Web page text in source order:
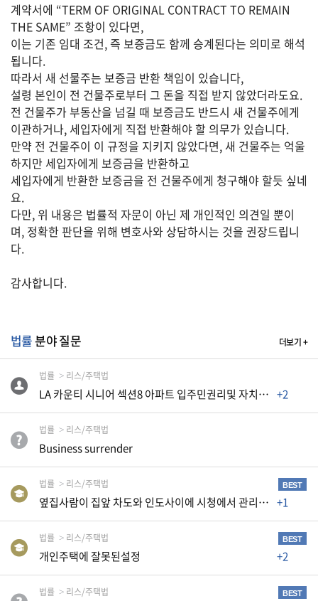
자
동
차
정
부
혜
택
서
비
스
전
가
미
활
TIP
문
하
기
공
지
사
계약서에 “TERM OF ORIGINAL CONTRACT TO REMAIN
THE SAME” 조항이 있다면,
이는 기존 임대 조건, 즉 보증금도 함께 승계된다는 의미로 해석
됩니다.
따라서 새 선물주는 보증금 반환 책임이 있습니다,
설령 본인이 전 건물주로부터 그 돈을 직접 받지 않았더라도요.
전 건물주가 부동산을 넘길 때 보증금도 반드시 새 건물주에게
이관하거나, 세입자에게 직접 반환해야 할 의무가 있습니다.
만약 전 건물주이 이 규정을 지키지 않았다면, 새 건물주는 억울
하지만 세입자에게 보증금을 반환하고
세입자에게 반환한 보증금을 전 건물주에게 청구해야 할듯 싶네
요.
다만, 위 내용은 법률적 자문이 아닌 제 개인적인 의견일 뿐이
며, 정확한 판단을 위해 변호사와 상담하시는 것을 권장드립니
다.
감사합니다.
법률분야 질문 더보기 +
법률 리스/주택법
LA 카운티 시니어 섹션8 아파트 입주민권리및 자치회구성문의 +2
법률 리스/주택법
Business surrender
법률 리스/주택법 BEST
옆집사람이 집앞 차도와 인도사이에 시청에서 관리하는 나무뿌리에 넘어졌다고 소송을했습니다 +1
법률 리스/주택법 BEST
개인주택에 잘못된설정 +2
법률 리스/주택법 BEST